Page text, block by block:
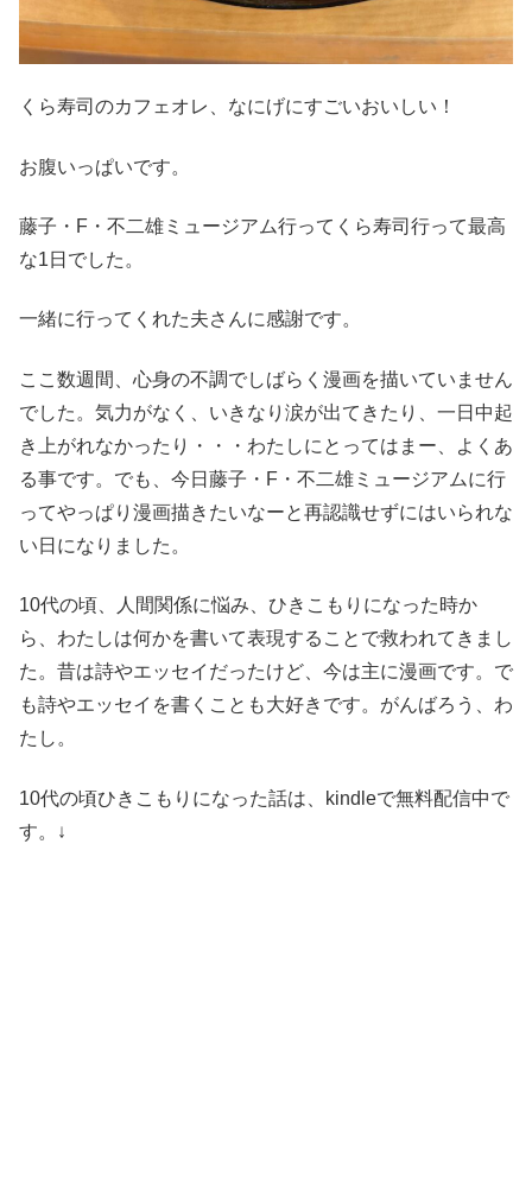
くら寿司のカフェオレ、なにげにすごいおいしい！
お腹いっぱいです。
藤子・F・不二雄ミュージアム行ってくら寿司行って最高
な1日でした。
一緒に行ってくれた夫さんに感謝です。
ここ数週間、心身の不調でしばらく漫画を描いていません
でした。気力がなく、いきなり涙が出てきたり、一日中起
き上がれなかったり・・・わたしにとってはまー、よくあ
る事です。でも、今日藤子・F・不二雄ミュージアムに行
ってやっぱり漫画描きたいなーと再認識せずにはいられな
い日になりました。
10代の頃、人間関係に悩み、ひきこもりになった時か
ら、わたしは何かを書いて表現することで救われてきまし
た。昔は詩やエッセイだったけど、今は主に漫画です。で
も詩やエッセイを書くことも大好きです。がんばろう、わ
たし。
10代の頃ひきこもりになった話は、kindleで無料配信中で
す。↓